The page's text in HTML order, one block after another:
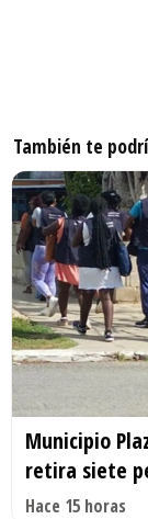
También te
Municipio
retira siete
Hace 15 horas